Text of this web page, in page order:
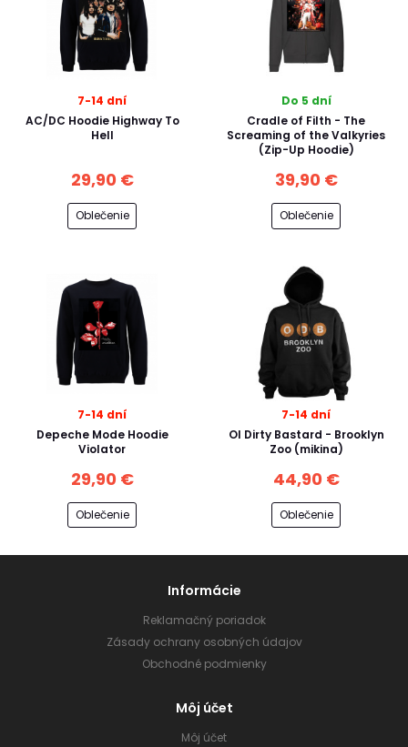
7-14 dní
AC/DC Hoodie Highway To
Hell
29,90 €
Oblečenie
Do 5 dní
Cradle of Filth - The
Screaming of the Valkyries
(Zip-Up Hoodie)
39,90 €
Oblečenie
7-14 dní
Depeche Mode Hoodie
Violator
29,90 €
Oblečenie
7-14 dní
Ol Dirty Bastard - Brooklyn
Zoo (mikina)
44,90 €
Oblečenie
Informácie
Reklamačný poriadok
Zásady ochrany osobných údajov
Obchodné podmienky
Môj účet
Môj účet